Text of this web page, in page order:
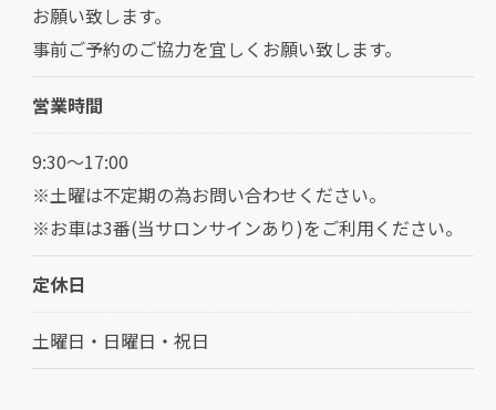
お願い致します。
事前ご予約のご協力を宜しくお願い致します。
営業時間
9:30～17:00
※土曜は不定期の為お問い合わせください。
※お車は3番(当サロンサインあり)をご利用ください。
定休日
土曜日・日曜日・祝日